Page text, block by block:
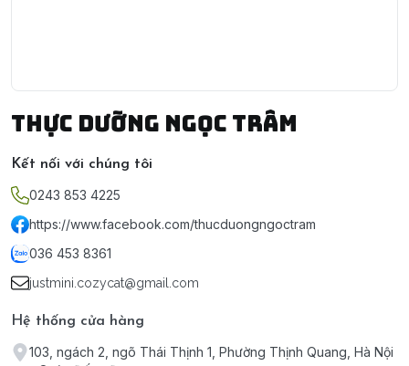
Thực Dưỡng Ngọc Trâm
Kết nối với chúng tôi
0243 853 4225
https://www.facebook.com/thucduongngoctram
036 453 8361
justmini.cozycat@gmail.com
Hệ thống cửa hàng
103, ngách 2, ngõ Thái Thịnh 1, Phường Thịnh Quang, Hà Nội